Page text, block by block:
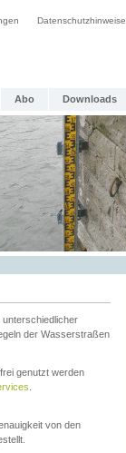
Datenschutzhinweise
Abo Downloads
unterschiedlicher
der Wasserstraßen
genutzt werden
von den